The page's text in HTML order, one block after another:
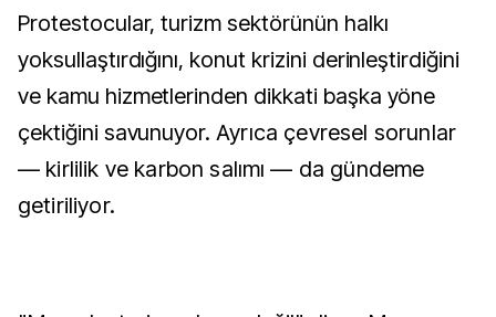
Protestocular, turizm sektörünün halkı
yoksullaştırdığını, konut krizini derinleştirdiğini
ve kamu hizmetlerinden dikkati başka yöne
çektiğini savunuyor.Ayrıca çevresel sorunlar
— kirlilik ve karbon salımı — da gündeme
getiriliyor.